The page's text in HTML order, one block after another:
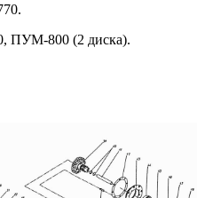
ПУМ-800 (2 диска).